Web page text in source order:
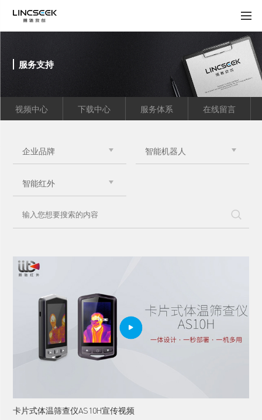
服务支持
视频中心 下载中心 服务体系 在线留言
企业品牌 智能机器人
智能红外


卡片式体温筛查仪AS10H宣传视频